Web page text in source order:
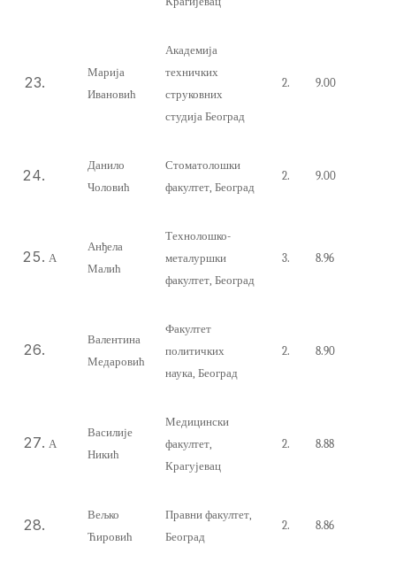
Марија
Ивановић
Академија
техничких
струковних
студија Београд
2. 9.00
Данило
Чоловић
Стоматолошки
факултет Београд
2. 9.00
А
Анђела
Малић
Технолошко-
металуршки
факултет, Београд
3. 8.96
Валентина
Медаровић
Факултет
политичких
наука, Београд
2. 8.90
А
Василије
Никић
Медицински
факултет,
Крагујевац
2. 8.88
Вељко
Ћировић
Правни факултет,
Београд
2. 8.86